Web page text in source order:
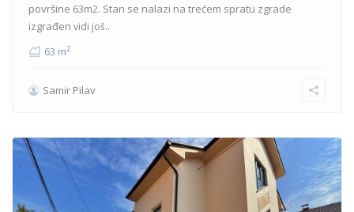
površine 63m2. Stan se nalazi na trećem spratu zgrade
izgrađen vidi još..
63 m2
Samir Pilav